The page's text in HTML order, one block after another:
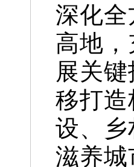
深化
高地
展关
移打
设、
滋养